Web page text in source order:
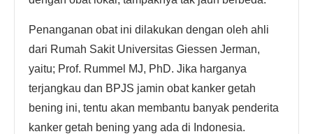
Penanganan obat ini dilakukan dengan oleh ahli
dari Rumah Sakit Universitas Giessen Jerman,
yaitu; Prof. Rummel MJ, PhD. Jika harganya
terjangkau dan BPJS jamin obat kanker getah
bening ini, tentu akan membantu banyak penderita
kanker getah bening yang ada di Indonesia.